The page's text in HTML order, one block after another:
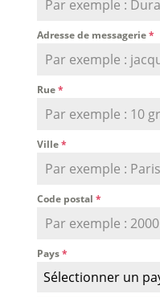
Adresse de messagerie*
Rue*
Ville*
Code postal *
Pays*
Sélectionner un